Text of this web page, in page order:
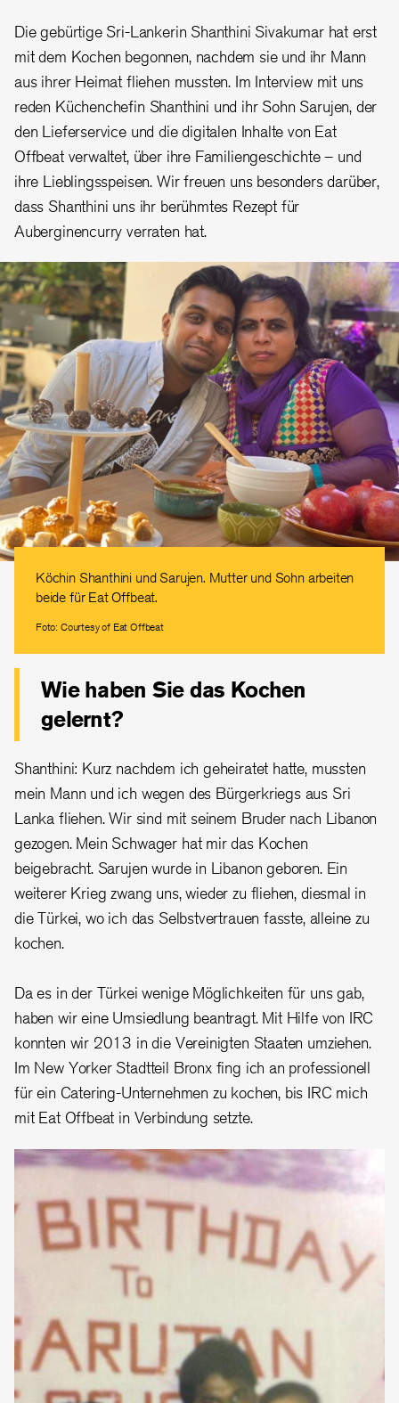
Die gebürtige Sri-Lankerin Shanthini Sivakumar hat erst
mit dem Kochen begonnen, nachdem sie und ihr Mann
aus ihrer Heimat fliehen mussten. Im Interview mit uns
reden Küchenchefin Shanthini und ihr Sohn Sarujen, der
den Lieferservice und die digitalen Inhalte von Eat
Offbeat verwaltet, über ihre Familiengeschichte – und
ihre Lieblingsspeisen. Wir freuen uns besonders darüber,
dass Shanthini uns ihr berühmtes Rezept für
Auberginencurry verraten hat.
Köchin Shanthini und Sarujen. Mutter und Sohn arbeiten
beide für Eat Offbeat.
Foto: Courtesy of Eat Offbeat
Wie haben Sie das Kochen
gelernt?
Shanthini: Kurz nachdem ich geheiratet hatte, mussten
mein Mann und ich wegen des Bürgerkriegs aus Sri
Lanka fliehen. Wir sind mit seinem Bruder nach Libanon
gezogen. Mein Schwager hat mir das Kochen
beigebracht. Sarujen wurde in Libanon geboren. Ein
weiterer Krieg zwang uns, wieder zu fliehen, diesmal in
die Türkei, wo ich das Selbstvertrauen fasste, alleine zu
kochen.
Da es in der Türkei wenige Möglichkeiten für uns gab,
haben wir eine Umsiedlung beantragt. Mit Hilfe von IRC
konnten wir 2013 in die Vereinigten Staaten umziehen.
Im New Yorker Stadtteil Bronx fing ich an professionell
für ein Catering-Unternehmen zu kochen, bis IRC mich
mit Eat Offbeat in Verbindung setzte.